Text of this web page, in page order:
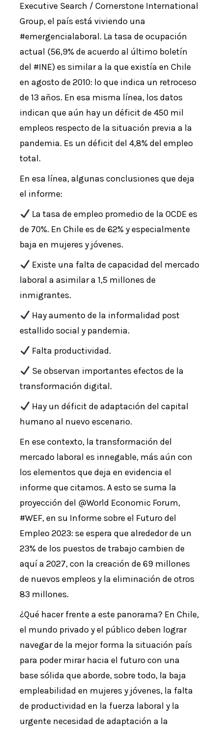
Executive Search / Cornerstone International
Group, el país está viviendo una
#emergencialaboral. La tasa de ocupación
actual (56,9% de acuerdo al último boletín
del #INE) es similar a la que existía en Chile
en agosto de 2010: lo que indica un retroceso
de 13 años. En esa misma línea, los datos
indican que aún hay un déficit de 450 mil
empleos respecto de la situación previa a la
pandemia. Es un déficit del 4,8% del empleo
total.
En esa línea, algunas conclusiones que deja
el informe:
La tasa de empleo promedio de la OCDE es
de 70%. En Chile es de 62% y especialmente
baja en mujeres y jóvenes.
Existe una falta de capacidad del mercado
laboral a asimilar a 1,5 millones de
inmigrantes.
Hay aumento de la informalidad post
estallido social y pandemia.
Falta productividad.
Se observan importantes efectos de la
transformación digital.
Hay un déficit de adaptación del capital
humano al nuevo escenario.
En ese contexto, la transformación del
mercado laboral es innegable, más aún con
los elementos que deja en evidencia el
informe que citamos. A esto se suma la
proyección del @World Economic Forum,
#WEF, en su Informe sobre el Futuro del
Empleo 2023: se espera que alrededor de un
23% de los puestos de trabajo cambien de
aquí a 2027, con la creación de 69 millones
de nuevos empleos y la eliminación de otros
83 millones.
¿Qué hacer frente a este panorama? En Chile,
el mundo privado y el público deben lograr
navegar de la mejor forma la situación país
para poder mirar hacia el futuro con una
base sólida que aborde, sobre todo, la baja
empleabilidad en mujeres y jóvenes, la falta
de productividad en la fuerza laboral y la
urgente necesidad de adaptación a la